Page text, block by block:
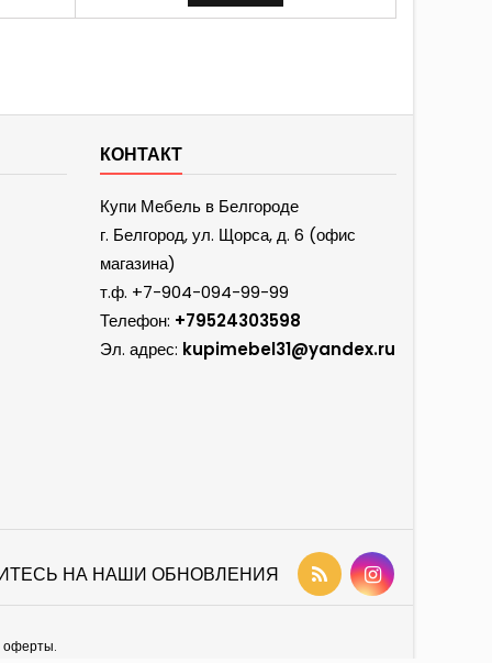
КОНТАКТ
Купи Мебель в Белгороде
г. Белгород, ул. Щорса, д. 6 (офис
магазина)
т.ф. +7-904-094-99-99
Телефон: +79524303598
Эл. адрес: kupimebel31@yandex.ru
НА НАШИ ОБНОВЛЕНИЯ
оферты.